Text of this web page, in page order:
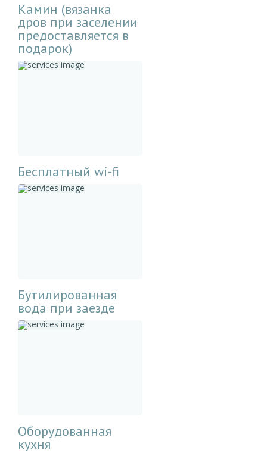
Камин (вязанка
дров при заселении
предоставляется в
подарок)
Бесплатный wi-fi
Бутилированная
вода при заезде
Оборудованная
кухня